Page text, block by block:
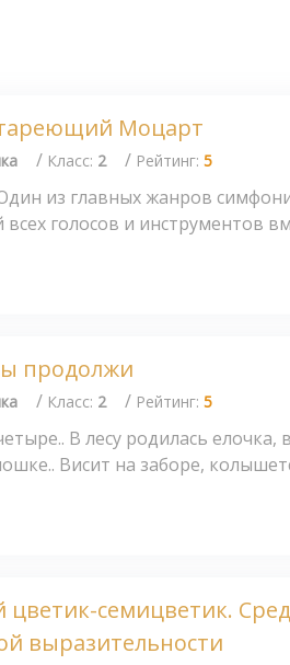
Моцарт
/ Класс: 2 / Рейтинг: 5
из главных жанров
голосов и инструментов
продолжи
/ Класс: 2 / Рейтинг: 5
В лесу родилась елочка, в
Висит на заборе,
семицветик.
выразительности